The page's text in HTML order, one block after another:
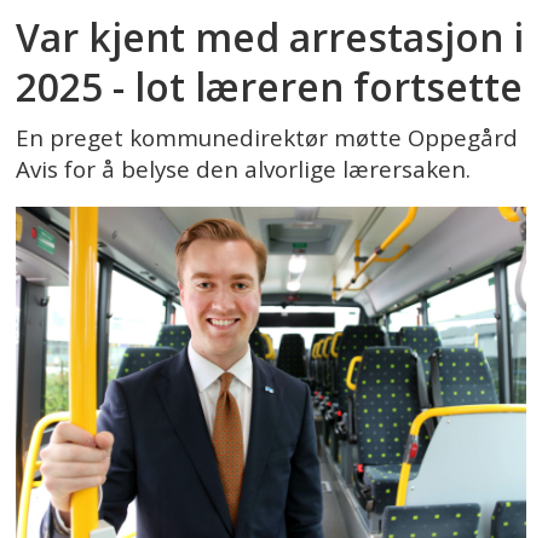
Var kjent med arrestasjon i
2025 - lot læreren fortsette
En preget kommunedirektør møtte Oppegård
Avis for å belyse den alvorlige lærersaken.